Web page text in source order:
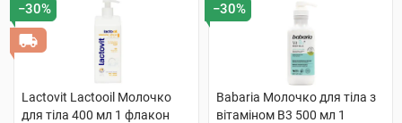
−30%
Lactovit Lactooil Молочко
для тіла 400 мл 1 флакон
−30%
Babaria Молочко для тіла з
вітаміном В3 500 мл 1